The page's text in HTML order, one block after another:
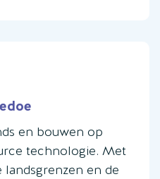
en bouwen op
technologie. Met
en de